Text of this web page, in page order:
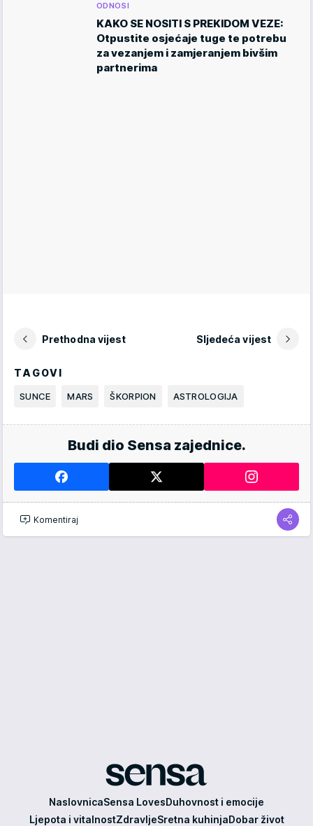
ODNOSI
KAKO SE NOSITI S PREKIDOM VEZE:
Otpustite osjećaje tuge te potrebu
za vezanjem i zamjeranjem bivšim
partnerima
Prethodna vijest Sljedeća vijest
TAGOVI
SUNCE MARS ŠKORPION ASTROLOGIJA
Budi dio Sensa zajednice.
Komentiraj
NaslovnicaSensa LovesDuhovnost i emocije
Ljepota i vitalnostZdravljeSretna kuhinjaDobar život